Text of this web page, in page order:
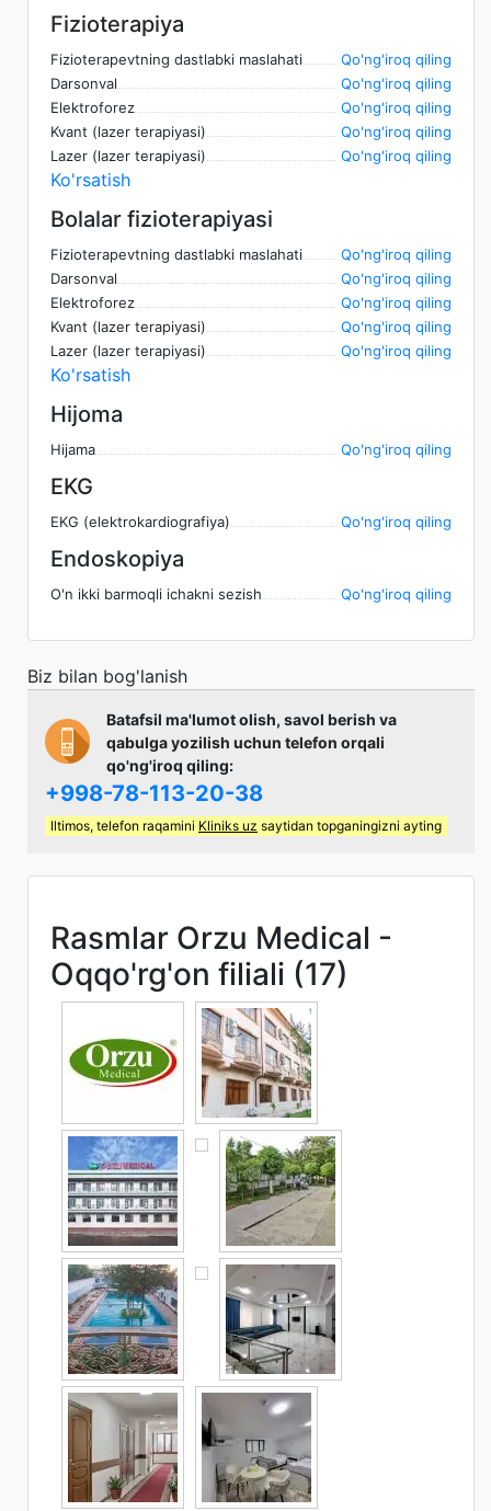
Fizioterapiya
Fizioterapevtning dastlabki maslahati
Qo'ng'iroq qiling
Darsonval
Qo'ng'iroq qiling
Elektroforez
Qo'ng'iroq qiling
Kvant (lazer terapiyasi)
Qo'ng'iroq qiling
Lazer (lazer terapiyasi)
Qo'ng'iroq qiling
Ko'rsatish
Bolalar fizioterapiyasi
Fizioterapevtning dastlabki maslahati
Qo'ng'iroq qiling
Darsonval
Qo'ng'iroq qiling
Elektroforez
Qo'ng'iroq qiling
Kvant (lazer terapiyasi)
Qo'ng'iroq qiling
Lazer (lazer terapiyasi)
Qo'ng'iroq qiling
Ko'rsatish
Hijoma
Hijama Qo'ng'iroq qiling
EKG
EKG (elektrokardiografiya) Qo'ng'iroq qiling
Endoskopiya
O'n ikki barmoqli ichakni sezish Qo'ng'iroq qiling
Biz bilan bog'lanish
Batafsil ma'lumot olish, savol berish va
qabulga yozilish uchun telefon orqali
qo'ng'iroq qiling:
+998-78-113-20-38
Iltimos, telefon raqamini Kliniks uz saytidan topganingizni ayting
Rasmlar Orzu Medical -
Oqqo'rg'on filiali (17)